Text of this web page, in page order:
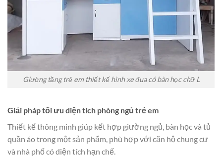
Giường tầng trẻ em thiết kế hình xe đua có bàn học chữ L
Giải pháp tối ưu diện tích phòng ngủ trẻ em
Thiết kế thông minh giúp kết hợp giường ngủ, bàn học và tủ
quần áo trong một sản phẩm, phù hợp với căn hộ chung cư
và nhà phố có diện tích hạn chế.